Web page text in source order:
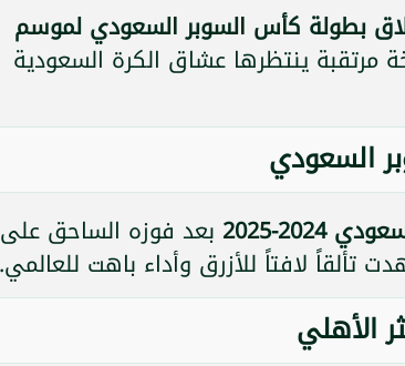
بطولة كأس السوبر السعودي لموسم
مرتقبة ينتظرها عشاق الكرة السعودية
السعودي
2025 بعد فوزه الساحق على
الأهلي